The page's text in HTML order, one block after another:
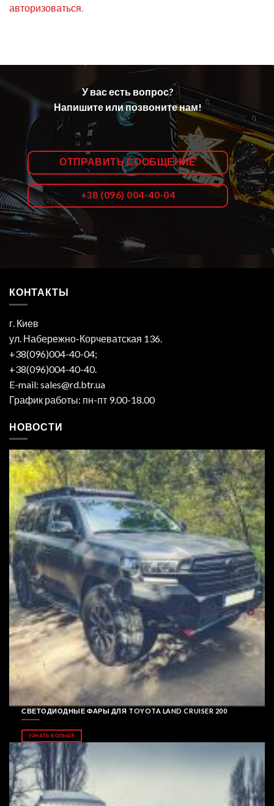
авторизоваться.
У вас есть вопрос?
Напишите или позвоните нам!
ОТПРАВИТЬ СООБЩЕНИЕ
+38 (096) 004-40-04
КОНТАКТЫ
г. Киев
ул. Набережно-Корчеватская 136.
+38(096)004-40-04;
+38(096)004-40-40.
E-mail: sales@rd.btr.ua
График работы: пн-пт 9.00-18.00
НОВОСТИ
СВЕТОДИОДНЫЕ ФАРЫ ДЛЯ TOYOTA LAND CRUISER 200
УЗНАТЬ БОЛЬШЕ